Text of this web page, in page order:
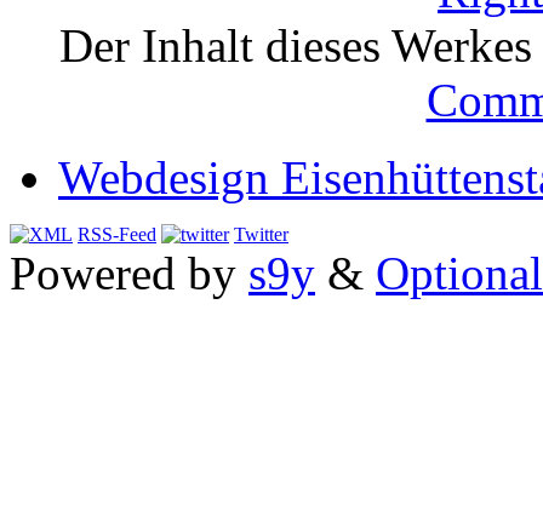
Der Inhalt dieses
Webdesign
RSS-Feed Twitter
Powered by s9y &